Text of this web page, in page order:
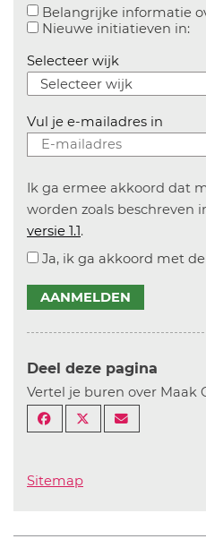
Belangrijke informatie
Nieuwe initiatieven in:
Selecteer wijk
Vul je e-mailadres in
Ik ga ermee akkoord dat
worden zoals beschreven
versie 1.1.
Ja, ik ga akkoord met
AANMELDEN
Deel deze pagina
Vertel je buren over Maak
Sitemap